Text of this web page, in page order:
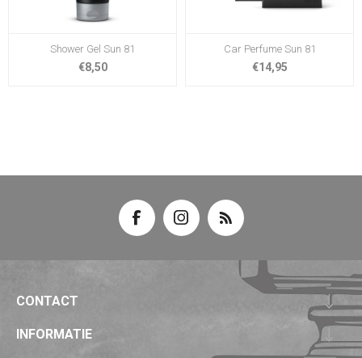
Shower Gel Sun 81
€8,50
Car Perfume Sun 81
€14,95
CONTACT
INFORMATIE